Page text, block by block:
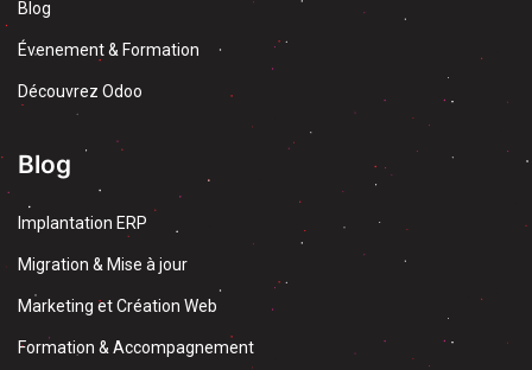
Blog
Implantation ERP
Migration & Mise à jour
Marketing et Création Web
Formation & Accompagnement
Blog
Évenement & Formation
Découvrez Odoo